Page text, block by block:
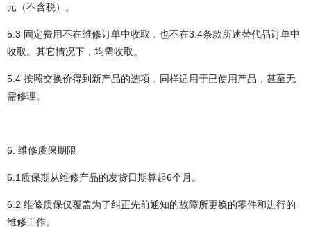
元（不含税）。
5.3 固定费用不在维修订单中收取，也不在3.4条款所述替代品订单中
收取。其它情况下，均需收取。
5.4 按照交换价得到新产品的选项，同样适用于已使用产品，甚至无
需修理。
6. 维修质保期限
6.1质保期从维修产品的发货日期算起6个月。
6.2 维修质保仅覆盖为了纠正先前通知的故障所更换的零件和进行的
维修工作。